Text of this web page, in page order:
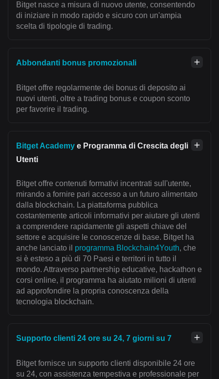
Bitget nasce a misura di nuovo utente, consentendo
di iniziare in modo rapido e sicuro con un'ampia
scelta di tipologie di trading.
Abbondanti bonus promozionali
Bitget offre regolarmente dei bonus di deposito ai
nuovi utenti, oltre a trading bonus e coupon sconto
per favorire il trading.
Bitget Academy e Programma di Crescita degli
Utenti
Bitget offre contenuti formativi incentrati sull'utente,
mirando a fornire pari accesso a un futuro alimentato
dalla blockchain. La piattaforma pubblica
costantemente articoli informativi per aiutare gli utenti
a comprendere rapidamente gli aspetti chiave del
settore e acquisire le conoscenze di base. Bitget ha
anche lanciato il programma Blockchain4Youth, che
si è esteso a più di 70 Paesi e territori in tutto il
mondo. Attraverso partnership educative, hackathon e
corsi online, il programma ha aiutato milioni di utenti
ad approfondire la propria conoscenza della
tecnologia blockchain.
Supporto clienti 24 ore su 24, 7 giorni su 7
Bitget fornisce un supporto clienti disponibile 24 ore
su 24, con assistenza tempestiva e professionale per